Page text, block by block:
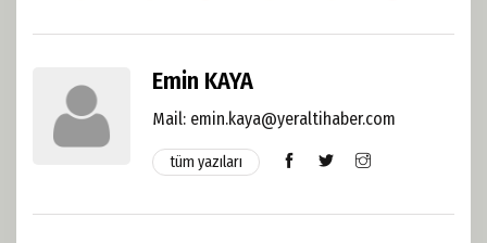
Emin KAYA
Mail: emin.kaya@yeraltihaber.com
tüm yazıları